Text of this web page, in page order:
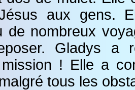
aux gens.
de nombreux
Gladys a
! Elle a
tous les